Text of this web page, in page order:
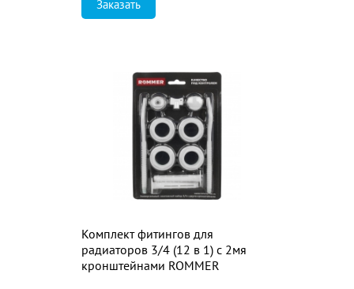
Заказать
Комплект фитингов для
радиаторов 3/4 (12 в 1) с 2мя
кронштейнами ROMMER